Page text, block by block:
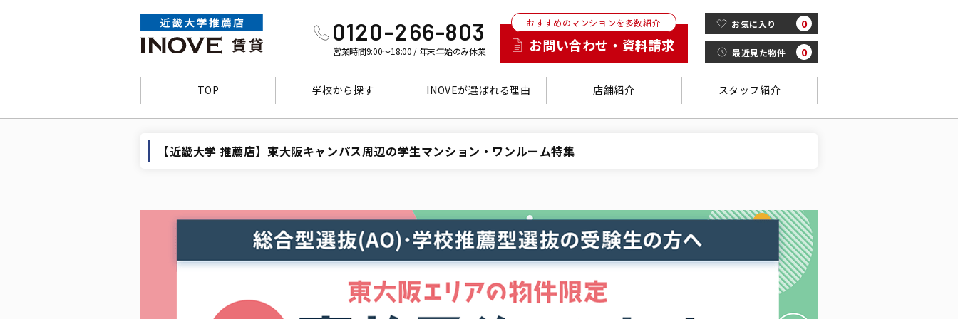
0120-266-803
営業時間9:00～18:00 / 年末年始のみ休業
おすすめのマンションを多数紹介
お問い合わせ・資料請求
お気に入り 0
最近見た物件 0
TOP 学校から探す INOVEが選ばれる理由 店舗紹介 スタッフ紹介
【近畿大学 推薦店】東大阪キャンパス周辺の学生マンション・ワンルーム特集